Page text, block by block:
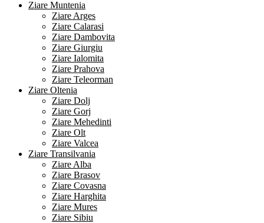
Ziare Muntenia
Ziare Arges
Ziare Calarasi
Ziare Dambovita
Ziare Giurgiu
Ziare Ialomita
Ziare Prahova
Ziare Teleorman
Ziare Oltenia
Ziare Dolj
Ziare Gorj
Ziare Mehedinti
Ziare Olt
Ziare Valcea
Ziare Transilvania
Ziare Alba
Ziare Brasov
Ziare Covasna
Ziare Harghita
Ziare Mures
Ziare Sibiu